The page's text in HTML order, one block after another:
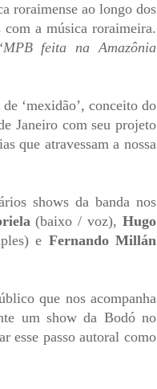
roraimense ao longo dos
com a música roraimeira.
MPB feita na Amazônia
‘mexidão’, conceito do
Janeiro com seu projeto
que atravessam a nossa
shows da banda nos
(baixo / voz), Hugo
e Fernando Millán
que nos acompanha
um show da Bodó no
esse passo autoral como